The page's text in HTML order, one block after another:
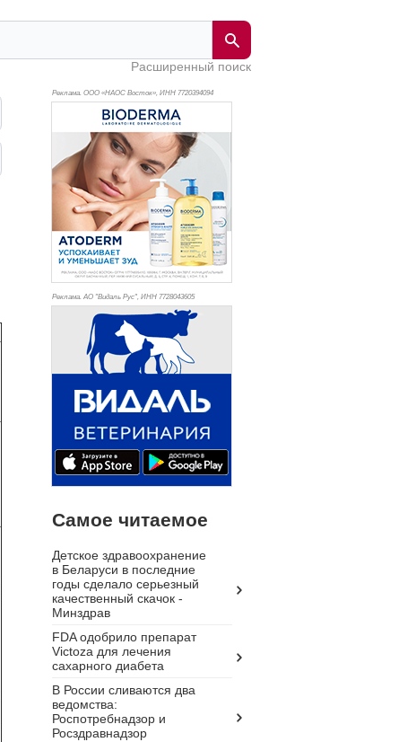
Расширенный поиск
Реклама. ООО «НАОС Восток», ИНН 7720394094
Реклама. АО "Видаль Рус", ИНН 7728043605
Самое читаемое
Детское здравоохранение
в Беларуси в последние
годы сделало серьезный
качественный скачок -
Минздрав
FDA одобрило препарат
Victoza для лечения
сахарного диабета
В России сливаются два
ведомства:
Роспотребнадзор и
Росздравнадзор